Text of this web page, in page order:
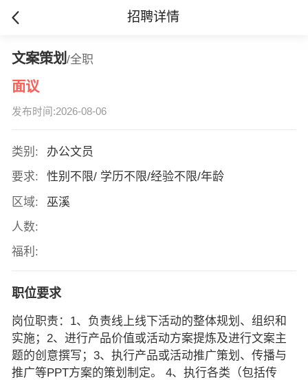
招聘详情
文案策划 /全职
面议
发布时间:2026-08-06
类别:
办公文员
要求:
性别不限/ 学历不限/经验不限/年龄
区域:
巫溪
人数:
福利:
职位要求
岗位职责：1、负责线上线下活动的整体规划、组织和
实施；2、进行产品价值或活动方案提炼及进行文案主
题的创意撰写；3、执行产品或活动推广策划、传播与
推广等PPT方案的策划制定。 4、执行各类（包括传